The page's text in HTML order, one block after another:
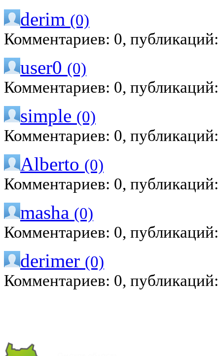
derim (0)
Комментариев: 0,
user0 (0)
Комментариев: 0,
simple (0)
Комментариев: 0,
Alberto (0)
Комментариев: 0,
masha (0)
Комментариев: 0,
derimer (0)
Комментариев: 0,